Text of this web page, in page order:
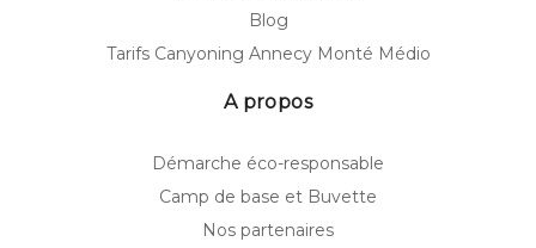
Blog
Tarifs Canyoning Annecy Monté Médio
A propos
Démarche éco-responsable
Camp de base et Buvette
Nos partenaires